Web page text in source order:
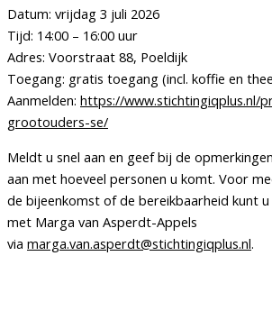
Datum: vrijdag 3 juli 2026
Tijd: 14:00 – 16:00 uur
Adres: Voorstraat 88, Poeldijk
Toegang: gratis toegang (incl. koffie en
Aanmelden: https://www.stichtingiqplus.nl/
grootouders-se/
Meldt u snel aan en geef bij de
aan met hoeveel personen u komt. Voor
de bijeenkomst of de bereikbaarheid kunt
met Marga van Asperdt-Appels
via marga.van.asperdt@stichtingiqplus.nl.